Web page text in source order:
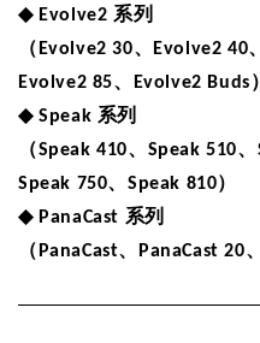
◆Evolve2系列
（ Evolve2 30、 Evolve2 40、
Evolve2 85、 Evolve2 Buds ）
◆Speak 系列
（Speak 410、 Speak 510、
Speak 750、Speak 810）
◆PanaCast 系列
（ PanaCast、 PanaCast 20、